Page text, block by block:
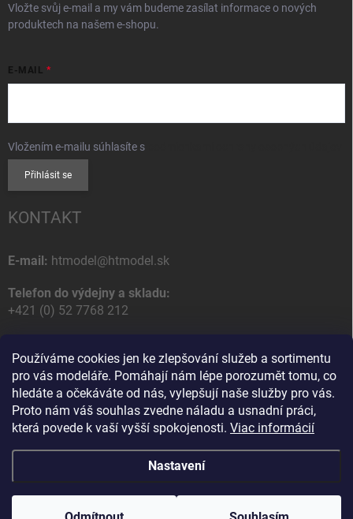
Používáme cookies jen ke zlepšování služeb a sortimentu
pro vás modeláře. Pomáhají nám lépe porozumět tomu, co
hledáte a očekáváte od nás, vylepšují naše služby pro vás.
Proto nám váš souhlas zvedne náladu a usnadní práci,
která povede k vaší vyšší spokojenosti. Viac informácií
Nastavení
Vložte svůj e-mail a my vám budeme zasílat informace o nových
produktech na našem e-shopu.
E-MAIL
Vložením e-mailu súhlasíte s
Přihlásit se
KONTAKT
E-mail: htmodel@htmodel.sk
Telefon do výdejny a skladu:
+421 (0) 52 7768 212
HT model
Na letisko 49
058 01 Poprad
Slovenská Republika
Copyright 2026HT model. Všechna práva vyhrazena.Upravit nastavení